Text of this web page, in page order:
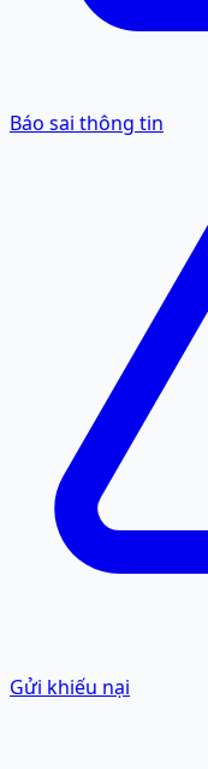
Báo sai thông tin
Gửi khiếu nại